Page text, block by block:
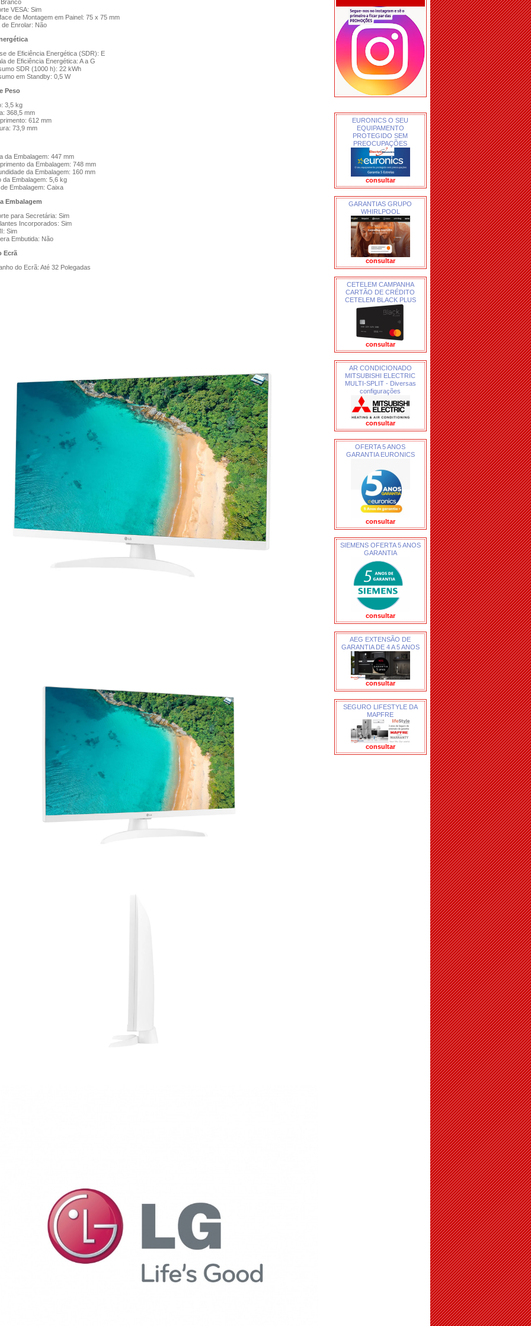
VESA: Sim
de Montagem em Painel: 75 x 75 mm
de Enrolar: Não
de Eficiência Energética (SDR): E
de Eficiência Energética: A a G
SDR (1000 h): 22 kWh
em Standby: 0,5 W
Peso
3,5 kg
368,5 mm
612 mm
73,9 mm
da Embalagem: 447 mm
da Embalagem: 748 mm
da Embalagem: 160 mm
da Embalagem: 5,6 kg
Embalagem: Caixa
Embalagem
para Secretária: Sim
Incorporados: Sim
Sim
Embutida: Não
Ecrã
do Ecrã: Até 32 Polegadas
EURONICS O SEU
EQUIPAMENTO
PROTEGIDO SEM
PREOCUPAÇÕES
consultar
GARANTIAS GRUPO
WHIRLPOOL
consultar
CETELEM CAMPANHA
CARTÃO DE CRÉDITO
CETELEM BLACK PLUS
consultar
AR CONDICIONADO
MITSUBISHI ELECTRIC
MULTI-SPLIT - Diversas
configurações
consultar
OFERTA 5 ANOS
GARANTIA EURONICS
consultar
SIEMENS OFERTA 5 ANOS
GARANTIA
consultar
AEG EXTENSÃO DE
GARANTIA DE 4 A 5 ANOS
consultar
SEGURO LIFESTYLE DA
MAPFRE
consultar